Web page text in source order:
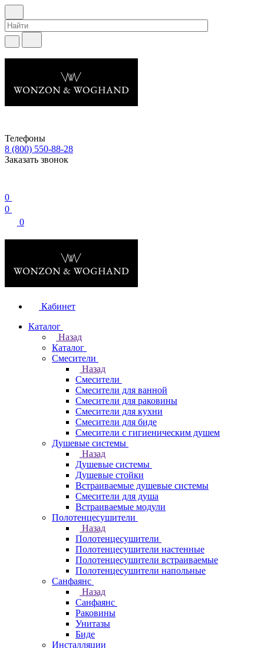
Телефоны
8 (800) 550-88-28
Заказать звонок
0
0
0
Кабинет
Каталог
Назад
Каталог
Смесители
Назад
Смесители
Смесители для ванной
Смесители для раковины
Смесители для кухни
Смесители для биде
Смесители с гигиеническим душем
Душевые системы
Назад
Душевые системы
Душевые стойки
Встраиваемые душевые системы
Смесители для душа
Встраиваемые модули
Полотенцесушители
Назад
Полотенцесушители
Полотенцесушители настенные
Полотенцесушители встраиваемые
Полотенцесушители напольные
Санфаянс
Назад
Санфаянс
Раковины
Унитазы
Биде
Инсталляции